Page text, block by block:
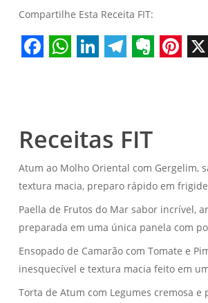
Compartilhe Esta Receita FIT:
Receitas FIT
Atum ao Molho Oriental com Gergelim,
textura macia, preparo rápido em
Paella de Frutos do Mar sabor incrível,
preparada em uma única panela com
Ensopado de Camarão com Tomate e
inesquecível e textura macia feito em
Torta de Atum com Legumes cremosa e